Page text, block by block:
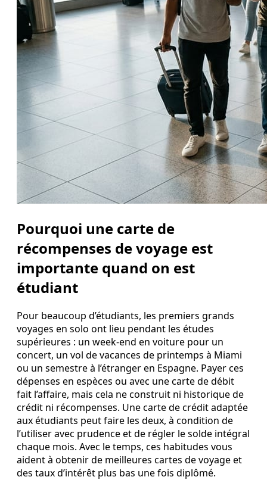
Pourquoi une carte de
récompenses de voyage est
importante quand on est
étudiant
Pour beaucoup d’étudiants, les premiers grands
voyages en solo ont lieu pendant les études
supérieures : un week‑end en voiture pour un
concert, un vol de vacances de printemps à Miami
ou un semestre à l’étranger en Espagne. Payer ces
dépenses en espèces ou avec une carte de débit
fait l’affaire, mais cela ne construit ni historique de
crédit ni récompenses. Une carte de crédit adaptée
aux étudiants peut faire les deux, à condition de
l’utiliser avec prudence et de régler le solde intégral
chaque mois. Avec le temps, ces habitudes vous
aident à obtenir de meilleures cartes de voyage et
des taux d’intérêt plus bas une fois diplômé.